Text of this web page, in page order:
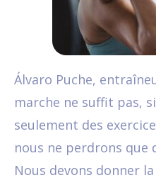
Álvaro Puche,
marche ne suffit pas,
seulement des
nous ne perdrons que
Nous devons donner